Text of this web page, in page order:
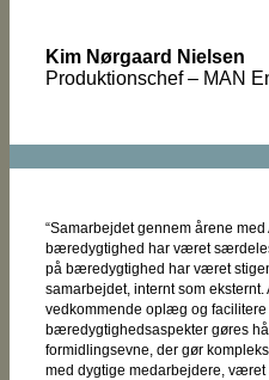
Kim Nørgaard Nielsen
Produktionschef – MAN
“Samarbejdet gennem årene
bæredygtighed har været
på bæredygtighed har været
samarbejdet, internt som
vedkommende oplæg og
bæredygtighedsaspekter gøres
formidlingsevne, der gør
med dygtige medarbejdere, været